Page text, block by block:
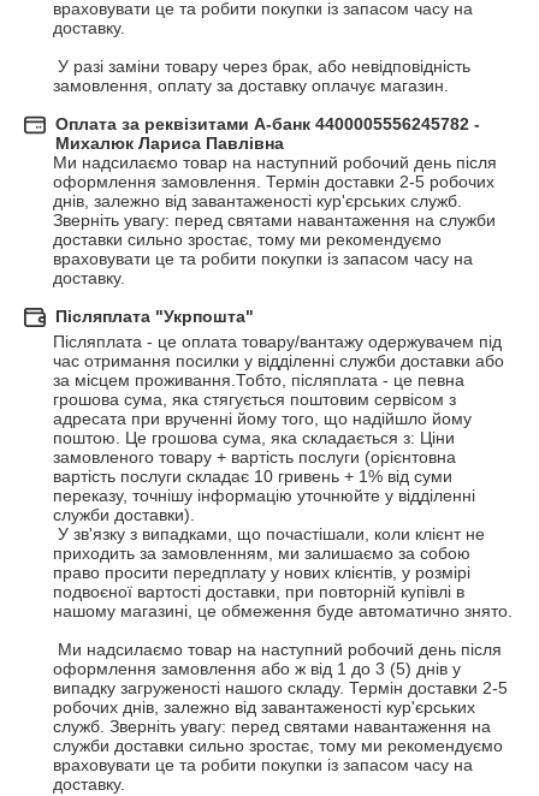
враховувати це та робити покупки із запасом часу на
доставку.
замовлення, оплату за доставку оплачує магазин.
Оплата за реквізитами А-банк 4400005556245782 -
Михалюк Лариса Павлівна
Ми надсилаємо товар на наступний робочий день після
оформлення замовлення. Термін доставки 2-5 робочих
днів, залежно від завантаженості кур'єрських служб.
Зверніть увагу: перед святами навантаження на служби
доставки сильно зростає, тому ми рекомендуємо
враховувати це та робити покупки із запасом часу на
доставку.
Післяплата "Укрпошта"
Післяплата - це оплата товару/вантажу одержувачем під
час отримання посилки у відділенні служби доставки або
за місцем проживання.Тобто, післяплата - це певна
грошова сума, яка стягується поштовим сервісом з
адресата при врученні йому того, що надійшло йому
поштою. Це грошова сума, яка складається з: Ціни
замовленого товару + вартість послуги (орієнтовна
вартість послуги складає 10 гривень + 1% від суми
переказу, точнішу інформацію уточнюйте у відділенні
служби доставки).
приходить за замовленням, ми залишаємо за собою
право просити передплату у нових клієнтів, у розмірі
подвоєної вартості доставки, при повторній купівлі в
нашому магазині, це обмеження буде автоматично знято.
оформлення замовлення або ж від 1 до 3 (5) днів у
випадку загруженості нашого складу. Термін доставки 2-5
робочих днів, залежно від завантаженості кур'єрських
служб. Зверніть увагу: перед святами навантаження на
служби доставки сильно зростає, тому ми рекомендуємо
враховувати це та робити покупки із запасом часу на
доставку.